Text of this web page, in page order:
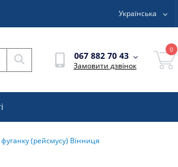
Українська
067 882 70 43
Замовити дзвінок
0
(рейсмусу) Вінниця